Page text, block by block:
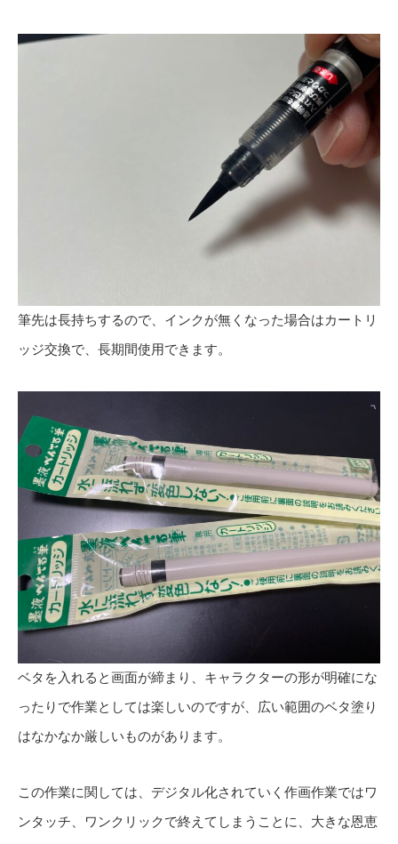
筆先は長持ちするので、インクが無くなった場合はカートリ
ッジ交換で、長期間使用できます。
ベタを入れると画面が締まり、キャラクターの形が明確にな
ったりで作業としては楽しいのですが、広い範囲のベタ塗り
はなかなか厳しいものがあります。
この作業に関しては、デジタル化されていく作画作業ではワ
ンタッチ、ワンクリックで終えてしまうことに、大きな恩恵